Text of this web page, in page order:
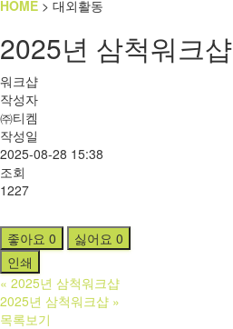
HOME > 대외활동
2025년 삼척워크샵
워크샵
작성자
㈜티켐
작성일
2025-08-28 15:38
조회
1227
좋아요 0 싫어요 0
인쇄
« 2025년 삼척워크샵
2025년 삼척워크샵 »
목록보기